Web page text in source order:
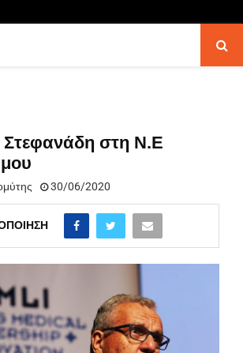
στη Ν.Ε
30/06/2020